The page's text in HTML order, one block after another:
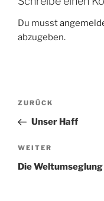
Du musst
abzugeben.
Vorheriger
Beitrag
ZURÜCK
Unser Haff
Nächster
Beitrag
WEITER
Die Weltumseglung